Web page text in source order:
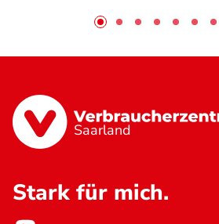
Saarland
Stark für mich.